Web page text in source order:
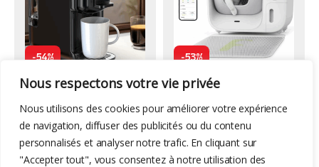
Nous respectons votre vie privée
Nous utilisons des cookies pour améliorer votre expérience
de navigation, diffuser des publicités ou du contenu
personnalisés et analyser notre trafic. En cliquant sur
"Accepter tout", vous consentez à notre utilisation des
-54%
92,00€ 199,00
-53%
139,99
Aspirateur Electro-menager
Jimmy H11 Pro Ultenic U16 Flex